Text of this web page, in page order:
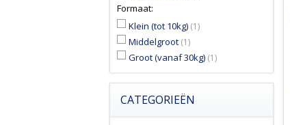
Formaat:
Klein (tot 10kg) (1)
Middelgroot (1)
Groot (vanaf 30kg) (1)
CATEGORIEËN